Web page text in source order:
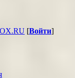
[Войти]